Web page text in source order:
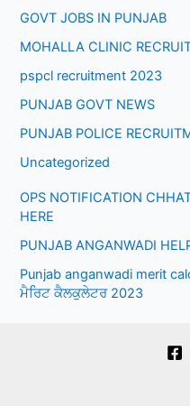
GOVT JOBS IN PUNJAB
MOHALLA CLINIC
pspcl recruitment 2023
PUNJAB GOVT NEWS
PUNJAB POLICE
Uncategorized
OPS NOTIFICATION
HERE
PUNJAB ANGANWADI
Punjab anganwadi merit
ਮੈਰਿਟ ਕੈਲਕੁਲੇਟਰ 2023